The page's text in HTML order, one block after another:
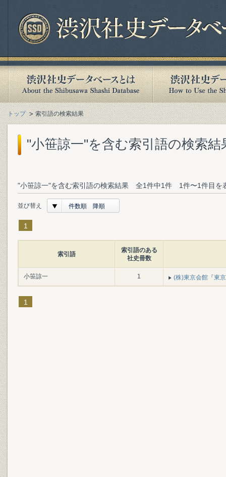
トップ 索引語の検索結果
"小笹諒一"を含む索引語の検索結
"小笹諒一"を含む索引語の検索結果 全1件中1件 1件〜1件目を
並び替え 件数順 降順
1
索引語
索引語のある
社史冊数
小笹諒一 1 (株)東京会館『東
1